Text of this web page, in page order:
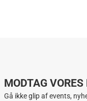
MODTAG
Gå ikke glip af events,